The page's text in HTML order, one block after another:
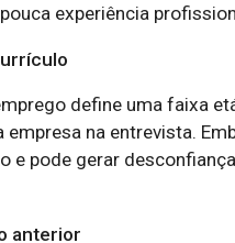
experiência
define uma faixa
empresa na entrevista.
e pode gerar
anterior